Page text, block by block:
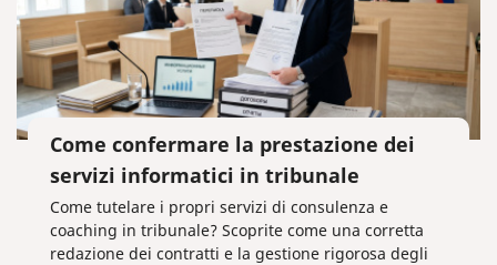
Come confermare la prestazione dei
servizi informatici in tribunale
Come tutelare i propri servizi di consulenza e
coaching in tribunale? Scoprite come una corretta
redazione dei contratti e la gestione rigorosa degli